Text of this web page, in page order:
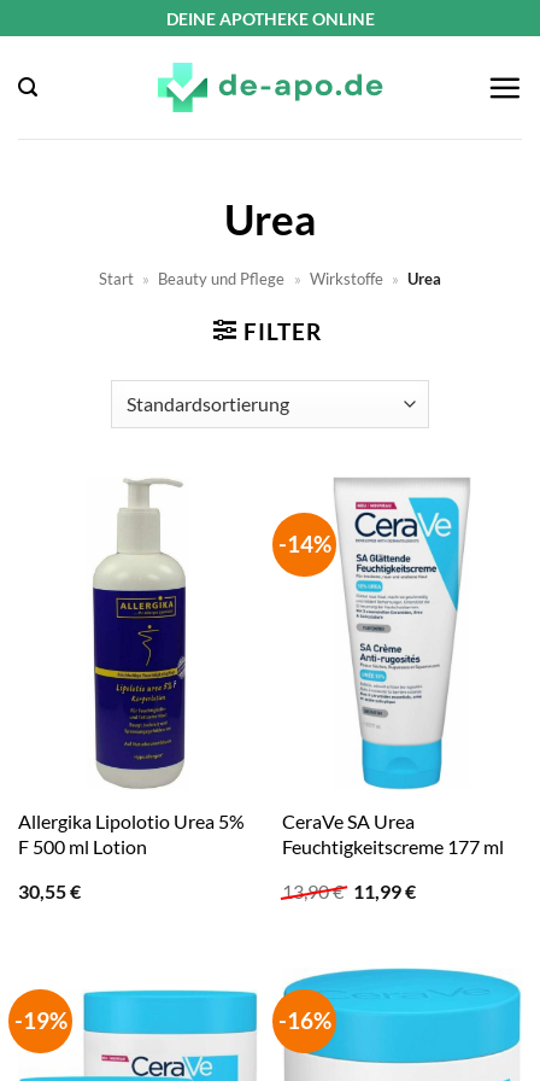
springen
DEINE APOTHEKE ONLINE
Urea
Start » Beauty und Pflege » Wirkstoffe » Urea
FILTER
Allergika Lipolotio Urea 5%
F 500 ml Lotion
30,55€
-14%
CeraVe SA Urea
Feuchtigkeitscreme 177 ml
13,90€ Ursprünglicher
11,99€Aktueller
-19% -16%